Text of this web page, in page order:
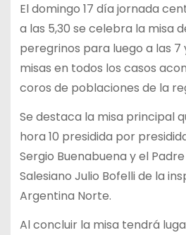
El domingo 17 día jornada
a las 5,30 se celebra la misa
peregrinos para luego a las
misas en todos los casos
coros de poblaciones de la
Se destaca la misa principal
hora 10 presidida por
Sergio Buenabuena y el
Salesiano Julio Bofelli de la
Argentina Norte.
Al concluir la misa tendrá